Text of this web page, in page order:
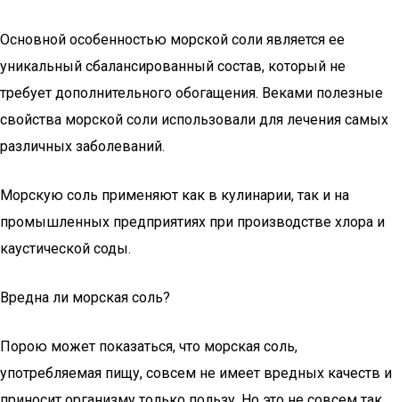
Основной особенностью морской соли является ее
уникальный сбалансированный состав, который не
требует дополнительного обогащения. Веками полезные
свойства морской соли использовали для лечения самых
различных заболеваний.
Морскую соль применяют как в кулинарии, так и на
промышленных предприятиях при производстве хлора и
каустической соды.
Вредна ли морская соль?
Порою может показаться, что морская соль,
употребляемая пищу, совсем не имеет вредных качеств и